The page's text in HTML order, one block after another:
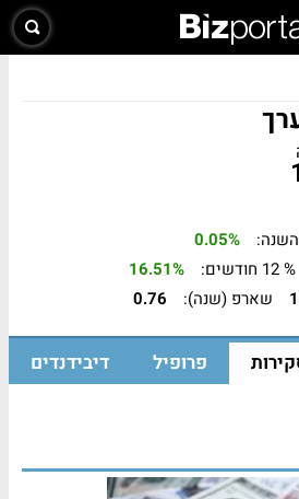
0.05%
% 12 חודשים:
16.51%
שארפ (שנה): 0.76
פרופיל דיבידנדים